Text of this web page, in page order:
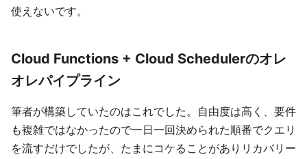
使えないです。
Cloud Functions + Cloud Schedulerのオレ
オレパイプライン
筆者が構築していたのはこれでした。自由度は高く、要件
も複雑ではなかったので一日一回決められた順番でクエリ
を流すだけでしたが、たまにコケることがありリカバリー